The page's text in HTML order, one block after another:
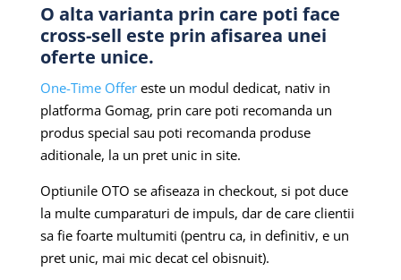
O alta varianta prin care poti face
cross-sell este prin afisarea unei
oferte unice.
One-Time Offereste un modul dedicat, nativ in
platforma Gomag, prin care poti recomanda un
produs special sau poti recomanda produse
aditionale, la un pret unic in site.
Optiunile OTO se afiseaza in checkout, si pot duce
la multe cumparaturi de impuls, dar de care clientii
sa fie foarte multumiti (pentru ca, in definitiv, e un
pret unic, mai mic decat cel obisnuit).